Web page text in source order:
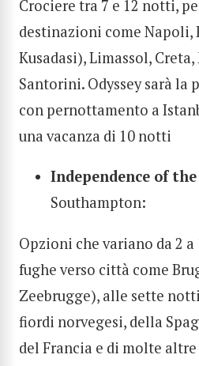
Crociere tra 7 e 12 notti,
destinazioni come Napoli,
Kusadasi), Limassol,
Santorini. Odyssey sarà la
con pernottamento a
una vacanza di 10 notti
Independence of the
Southampton:
Opzioni che variano da 2
fughe verso città come
Zeebrugge), alle sette
fiordi norvegesi, della
del Francia e di molte